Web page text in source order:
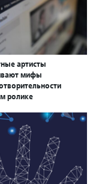
артисты
мифы
ролике